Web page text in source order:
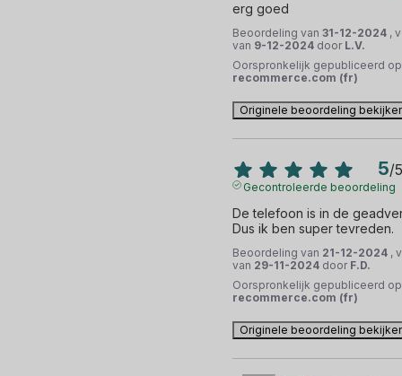
erg goed
Beoordeling van 31-12-2024 ,
van 9-12-2024 door L.V.
Oorspronkelijk gepubliceerd op
recommerce.com (fr)
Originele beoordeling
5/5
Gecontroleerde beoordeling
De telefoon is in de
Dus ik ben super tevreden.
Beoordeling van 21-12-2024 ,
van 29-11-2024 door F.D.
Oorspronkelijk gepubliceerd op
recommerce.com (fr)
Originele beoordeling